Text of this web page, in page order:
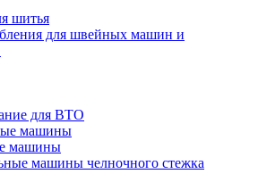
шитья
для швейных машин и
для ВТО
машины
машины
машины челночного стежка